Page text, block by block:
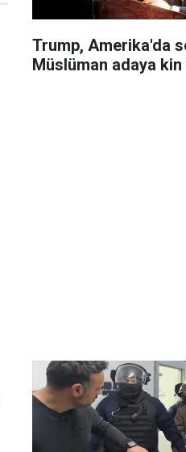
Trump, Amerika'da
Müslüman adaya